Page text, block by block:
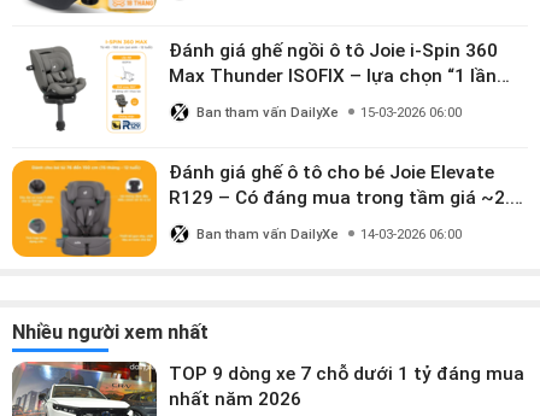
Đánh giá ghế ngồi ô tô Joie i-Spin 360
Max Thunder ISOFIX – lựa chọn “1 lần
dùng đến 12 năm” có đáng giá gần 9
triệu?
Ban tham vấn DailyXe 15-03-2026 06:00
Đánh giá ghế ô tô cho bé Joie Elevate
R129 – Có đáng mua trong tầm giá ~2.8
triệu?
Ban tham vấn DailyXe 14-03-2026 06:00
Nhiều người xem nhất
TOP 9 dòng xe 7 chỗ dưới 1 tỷ đáng mua
nhất năm 2026